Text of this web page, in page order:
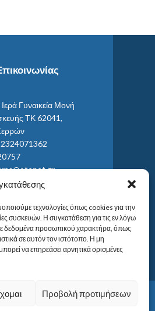
τεχνολογίες όπως cookies για την
συσκευών. Η συγκατάθεση για τις εν λόγω
δεδομένα προσωπικού χαρακτήρα, όπως
σε αυτόν τον ιστότοπο. Η μη
να επηρεάσει αρνητικά ορισμένες
Προβολή προτιμήσεων
Ιερά Γυναικεία Μονή
ΤΚ 62041,
2324071362
agparaskevis.gr
έως και δύση του ηλίου.